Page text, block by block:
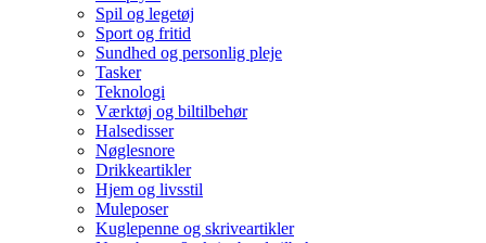
Spil og legetøj
Sport og fritid
Sundhed og personlig pleje
Tasker
Teknologi
Værktøj og biltilbehør
Halsedisser
Nøglesnore
Drikkeartikler
Hjem og livsstil
Muleposer
Kuglepenne og skriveartikler